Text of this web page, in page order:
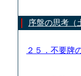
序盤の思考（
２５．不要牌